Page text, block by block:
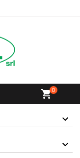
shopping_cart0